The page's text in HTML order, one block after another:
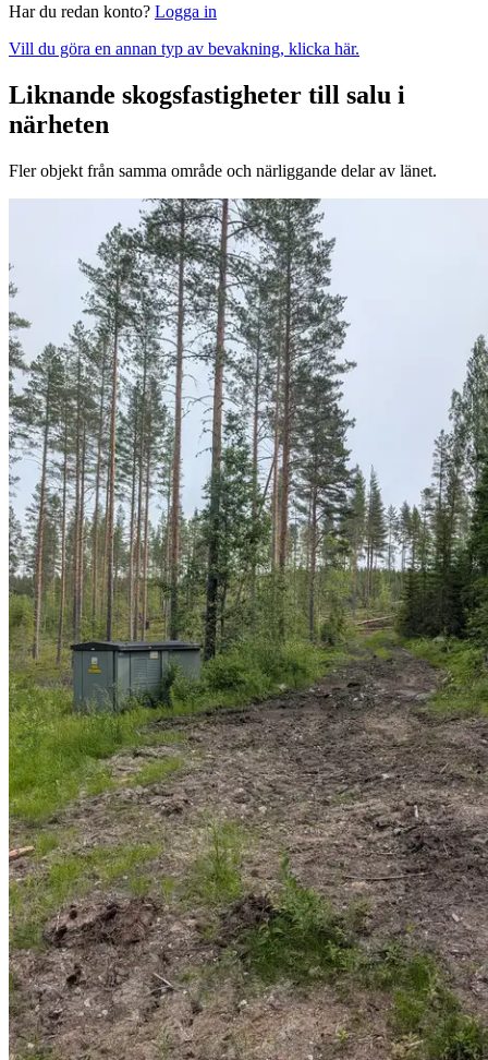
Har du redan konto? Logga in
Vill du göra en annan typ av bevakning, klicka här.
Liknande skogsfastigheter till salu i
närheten
Fler objekt från samma område och närliggande delar av länet.